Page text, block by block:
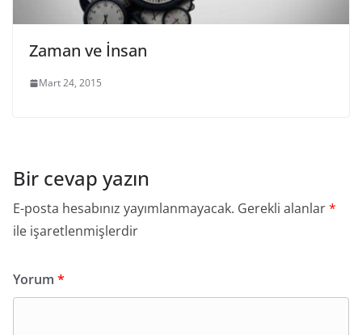
Zaman ve İnsan
Mart 24, 2015
Bir cevap yazın
E-posta hesabınız yayımlanmayacak. Gerekli alanlar*
ile işaretlenmişlerdir
Yorum *